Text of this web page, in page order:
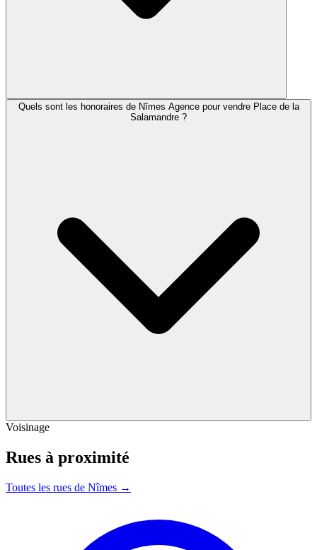
Quels sont les honoraires de Nîmes Agence pour vendre Place de la
Salamandre ?
Voisinage
Rues à proximité
Toutes les rues de Nîmes →